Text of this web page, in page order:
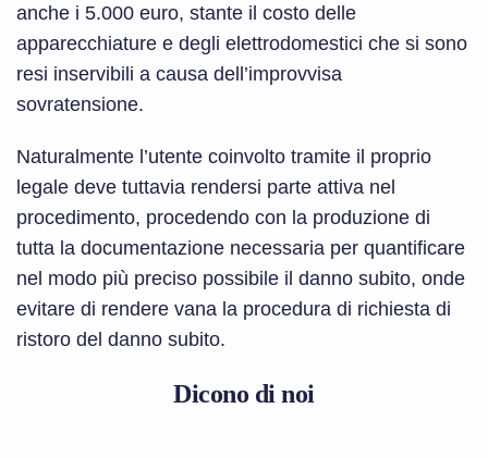
anche i 5.000 euro, stante il costo delle
apparecchiature e degli elettrodomestici che si sono
resi inservibili a causa dell’improvvisa
sovratensione.
Naturalmente l’utente coinvolto tramite il proprio
legale deve tuttavia rendersi parte attiva nel
procedimento, procedendo con la produzione di
tutta la documentazione necessaria per quantificare
nel modo più preciso possibile il danno subito, onde
evitare di rendere vana la procedura di richiesta di
ristoro del danno subito.
Dicono di noi